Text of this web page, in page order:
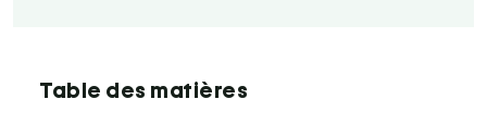
Table des matières